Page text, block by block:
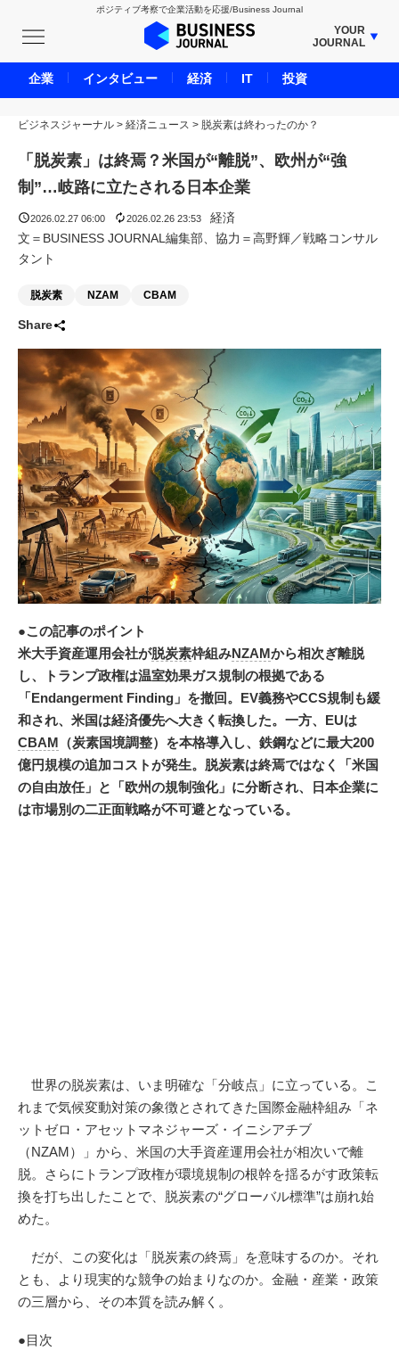
ポジティブ考察で企業活動を応援/Business Journal
YOUR
JOURNAL
BUSINESS JOURNAL
UNICORN JOURNAL
CARBON CREDITS JOURNAL
IVS JOURNAL
ENERGY MANAGEMENT JOURNAL
LIFE ENDING JOURNAL
ADOPTABLE DOG JOURNAL
ビジネスジャーナル > 経済ニュース > 脱炭素は終わったのか？
「脱炭素」は終焉？米国が“離脱”、欧州が“強
制”…岐路に立たされる日本企業
2026.02.27 06:00 2026.02.26 23:53
経済
文＝BUSINESS JOURNAL編集部、協力＝高野輝／戦略コンサル
タント
脱炭素 NZAM CBAM
Share
●この記事のポイント
米大手資産運用会社が脱炭素枠組みNZAMから相次ぎ離脱
し、トランプ政権は温室効果ガス規制の根拠である
「Endangerment Finding」を撤回。EV義務やCCS規制も緩
和され、米国は経済優先へ大きく転換した。一方、EUは
CBAM （炭素国境調整）を本格導入し、鉄鋼などに最大200
億円規模の追加コストが発生。脱炭素は終焉ではなく「米国
の自由放任」と「欧州の規制強化」に分断され、日本企業に
は市場別の二正面戦略が不可避となっている。
世界の脱炭素は、いま明確な「分岐点」に立っている。こ
れまで気候変動対策の象徴とされてきた国際金融枠組み「ネ
ットゼロ・アセットマネジャーズ・イニシアチブ
（NZAM）」から、米国の大手資産運用会社が相次いで離
脱。さらにトランプ政権が環境規制の根幹を揺るがす政策転
換を打ち出したことで、脱炭素の“グローバル標準”は崩れ始
めた。
だが、この変化は「脱炭素の終焉」を意味するのか。それ
とも、より現実的な競争の始まりなのか。金融・産業・政策
の三層から、その本質を読み解く。
●目次
企業 インタビュー 経済 IT 投資